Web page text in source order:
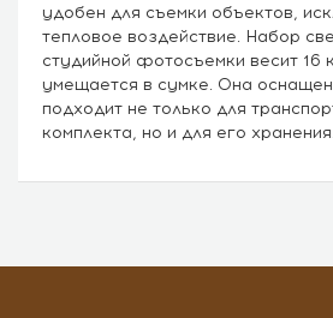
удобен для съемки объектов,
тепловое воздействие. Набор
студийной фотосъемки весит 16
умещается в сумке. Она
подходит не только для
комплекта, но и для его хранения.